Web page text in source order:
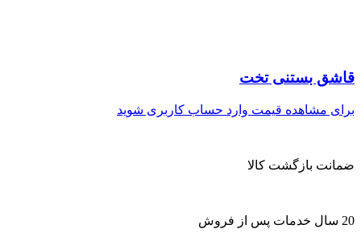
قاشق بستنی تخت
برای مشاهده قیمت وارد حساب کاربری شوید
ضمانت بازگشت کالا
20 سال خدمات پس از فروش